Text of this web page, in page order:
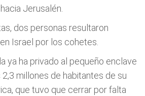
Jerusalén.
dos personas resultaron
Israel por los cohetes.
ya ha privado al pequeño enclave
millones de habitantes de su
que tuvo que cerrar por falta